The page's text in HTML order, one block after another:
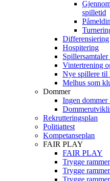
spilletid
Differensiering
Hospitering
Vintertrening
Nye spillere til
Melhus som
Dommer
Ingen
Rekrutteringsplan
Politiattest
Kompetanseplan
FAIR PLAY
FAIR PLAY
Trygge rammer
Trygge
Trygge